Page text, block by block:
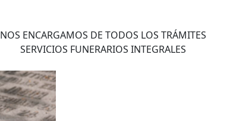
NOS ENCARGAMOS DE TODOS LOS TRÁMITES
SERVICIOS FUNERARIOS INTEGRALES